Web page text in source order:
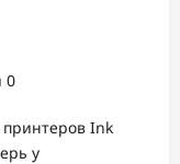
0
Ink
у